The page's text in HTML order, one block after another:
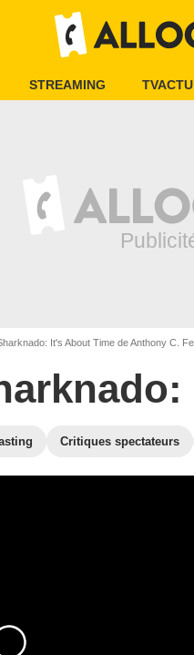
STREAMING TVACTU
It's About Time de Anthony C.
Critiques spectateurs